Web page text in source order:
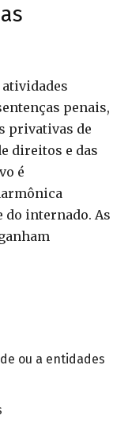
atividades
penais,
privativas de
direitos e das
é
do internado. As
ou a entidades